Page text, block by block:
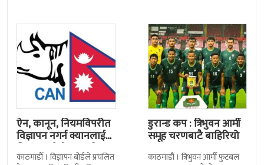
ऐन, कानून, नियमविपरीत
विज्ञापन नगर्न क्यानलाई
विज्ञापन बोर्डद्वारा सचेत
काठमाडाैँ । विज्ञापन बोर्डले प्रचलित
डुरान्ड कप : त्रिभुवन आर्मी
समूह चरणबाटै बाहिरियो
काठमाडौं । त्रिभुवन आर्मी फुटबल